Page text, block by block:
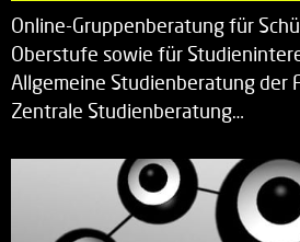
Online-Gruppenberatung für
Oberstufe sowie für
Allgemeine Studienberatung der
Zentrale Studienberatung…